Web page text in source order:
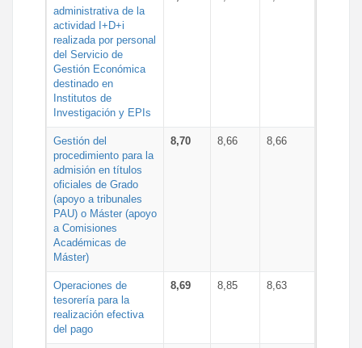
administrativa de la
actividad I+D+i
realizada por personal
del Servicio de
Gestión Económica
destinado en
Institutos de
Investigación y EPIs
Gestión del
procedimiento para la
admisión en títulos
oficiales de Grado
(apoyo a tribunales
PAU) o Máster (apoyo
a Comisiones
Académicas de
Máster)
8,70 8,66 8,66
Operaciones de
tesorería para la
realización efectiva
del pago
8,69 8,85 8,63